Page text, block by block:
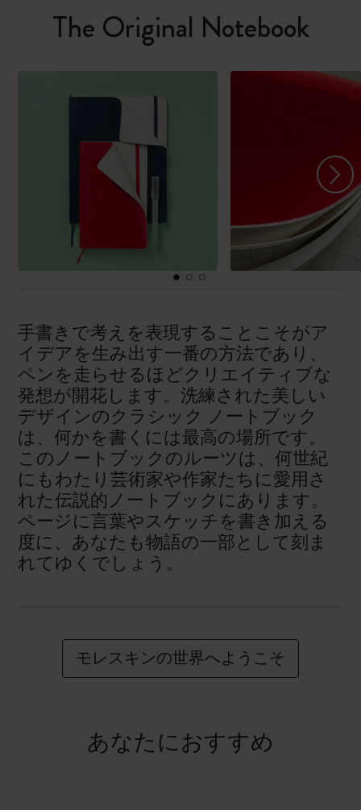
The Original Notebook
手書きで考えを表現することこそがア
イデアを生み出す一番の方法であり、
ペンを走らせるほどクリエイティブな
発想が開花します。洗練された美しい
デザインのクラシック ノートブック
は、何かを書くには最高の場所です。
このノートブックのルーツは、何世紀
にもわたり芸術家や作家たちに愛用さ
れた伝説的ノートブックにあります。
ページに言葉やスケッチを書き加える
度に、あなたも物語の一部として刻ま
れてゆくでしょう。
モレスキンの世界へようこそ
あなたにおすすめ